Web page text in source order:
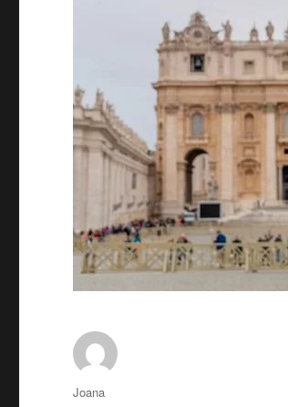
Autor
Joana